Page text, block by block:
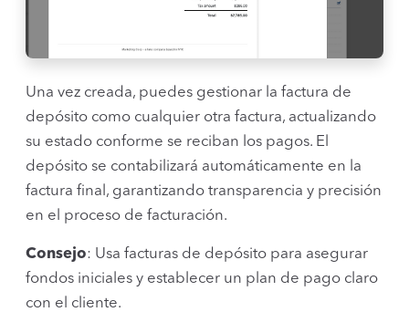
Una vez creada, puedes gestionar la factura de
depósito como cualquier otra factura, actualizando
su estado conforme se reciban los pagos. El
depósito se contabilizará automáticamente en la
factura final, garantizando transparencia y precisión
en el proceso de facturación.
Consejo: Usa facturas de depósito para asegurar
fondos iniciales y establecer un plan de pago claro
con el cliente.